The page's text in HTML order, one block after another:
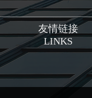
友情链接
LINKS